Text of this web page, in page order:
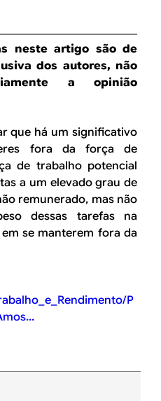
neste artigo são de
dos autores, não
a opinião
que há um significativo
fora da força de
de trabalho potencial
a um elevado grau de
remunerado, mas não
dessas tarefas na
em se manterem fora da
P